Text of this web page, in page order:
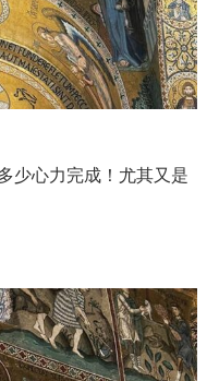
少心力完成！尤其又是